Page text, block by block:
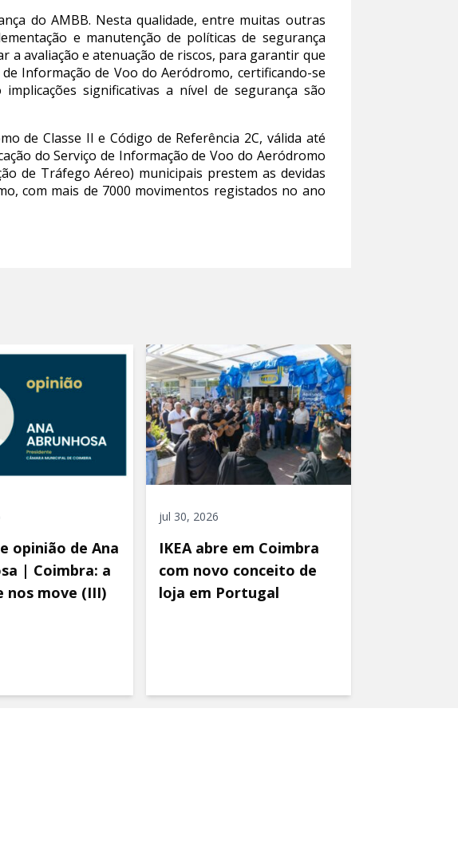
do AMBB. Nesta qualidade, entre muitas outras
e manutenção de políticas de segurança
a avaliação e atenuação de riscos, para garantir que
Informação de Voo do Aeródromo, certificando-se
significativas a nível de segurança são
de Classe II e Código de Referência 2C, válida até
do Serviço de Informação de Voo do Aeródromo
de Tráfego Aéreo) municipais prestem as devidas
com mais de 7000 movimentos registados no ano
opinião de Ana
| Coimbra: a
nos move (III)
jul 30, 2026
IKEA abre em Coimbra
com novo conceito de
loja em Portugal